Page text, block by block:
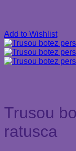
Add to Wishlist
Trusou
ratusca